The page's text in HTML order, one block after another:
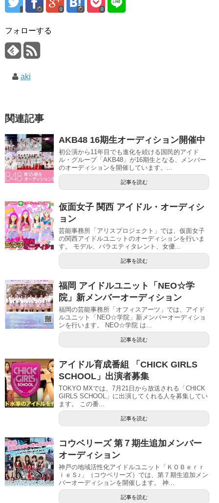
0 0
フォローする
aki
関連記事
AKB48 16期生オーディション開催中
初公演から11年目でも進化を続ける国民的アイド
ル・グループ「AKB48」が16期生となる、メンバー
のオーディションを開催しています。...
記事を読む
仮面女子 関西 アイドル・オーディシ
ョン
芸能事務所「アリスプロジェクト」では、仮面女子
の関西アイドルユニットのオーディションを行いま
す。 モデル、バラエティタレント、女優...
記事を読む
福岡 アイドルユニット「NEO☆学
院」新メンバーオーディション
福岡の芸能事務所「オフィスアーツ」では、アイド
ルユニット「NEO☆学院」新メンバーオーディショ
ンを行います。 NEO☆学院 は...
記事を読む
アイドル育成番組 「CHICK GIRLS
SCHOOL」出演者募集
TOKYO MXでは、7月21日から放送される「CHICK
GIRLS SCHOOL」に出演してくれる人を募集してい
ます。 この番...
記事を読む
コウベリーズ 第７期生追加メンバー
オーディション
神戸の地域活性化アイドルユニット「ＫＯＢｅｒｒ
ｉｅＳ♪」（コウベリーズ）では、第７期生追加メン
バーオーディションを開催します。 神...
記事を読む